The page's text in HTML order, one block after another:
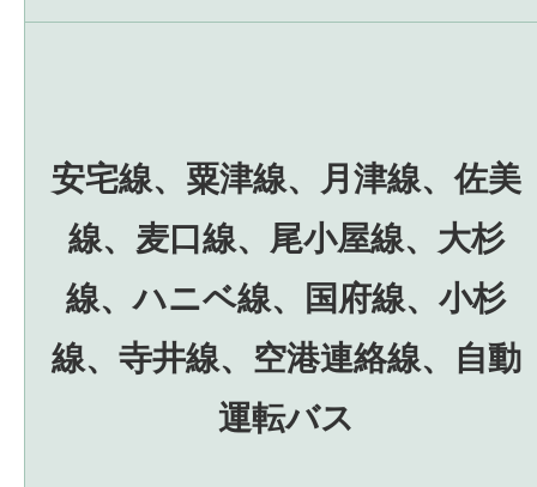
安宅線、粟津線、月津線、佐美
線、麦口線、尾小屋線、大杉
線、ハニベ線、国府線、小杉
線、寺井線、空港連絡線、自動
運転バス